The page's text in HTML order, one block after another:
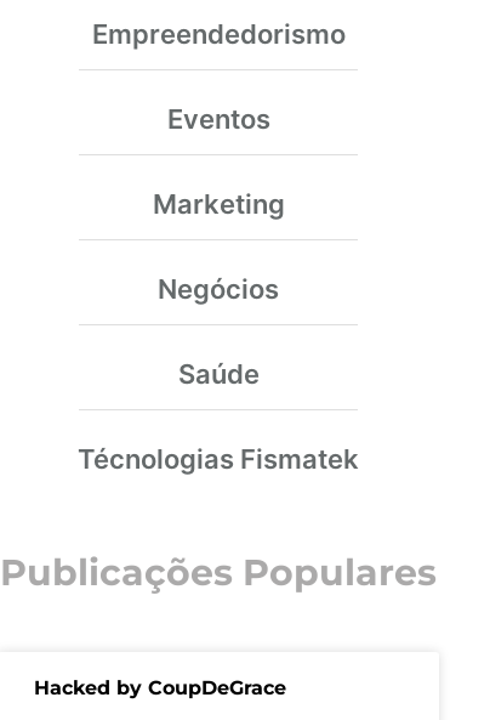
Empreendedorismo
Eventos
Marketing
Negócios
Saúde
Técnologias Fismatek
Publicações Populares
Hacked by CoupDeGrace